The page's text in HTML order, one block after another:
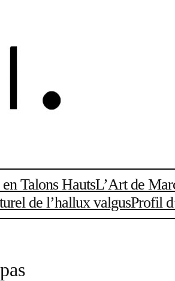
Talons HautsL’Art de
de l’hallux valgusProfil